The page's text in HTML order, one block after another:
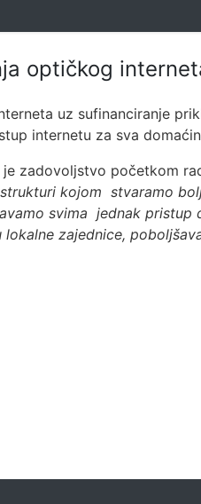
optičkog
uz sufinanciranje
internetu za sva
zadovoljstvo početkom
kojom stvaramo
svima jednak pristup
zajednice,